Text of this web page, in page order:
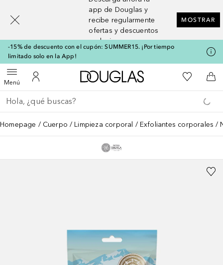
app de Douglas y
recibe regularmente
ofertas y descuentos
exclusivos
MOSTRAR
-15% de descuento con el cupón: SUMMER15. ¡Por tiempo
limitado solo en la App!
MenúAbrir menúMi cuenta
A Douglas HomeMi lista de
A
Regresar
Ejecutar búsqueda
Homepage Cuerpo Limpieza corporal Exfoliantes corporales
[navigation.slideout.screenreader]